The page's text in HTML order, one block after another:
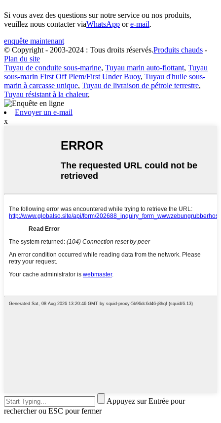
Si vous avez des questions sur notre service ou nos produits,
veuillez nous contacter viaWhatsApp ore-mail.
enquête maintenant
© Copyright - 2003-2024 : Tous droits réservés.Produits chauds -
Plan du site
Tuyau de conduite sous-marine, Tuyau marin auto-flottant, Tuyau
sous-marin First Off Plem/First Under Buoy, Tuyau d'huile sous-
marin à carcasse unique, Tuyau de livraison de pétrole terrestre,
Tuyau résistant à la chaleur,
Envoyer un e-mail
x
Appuyez sur Entrée pour
rechercher ou ESC pour fermer